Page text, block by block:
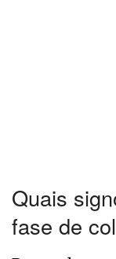
Quais
fase de